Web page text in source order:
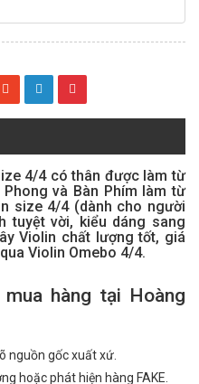
4/4 có thân được làm từ
và Bàn Phím làm từ
size 4/4 (dành cho người
tuyệt vời, kiểu dáng sang
Violin chất lượng tốt, giá
Violin Omebo 4/4.
hàng tại Hoàng
nguồn gốc xuất xứ.
hoặc phát hiện hàng FAKE.